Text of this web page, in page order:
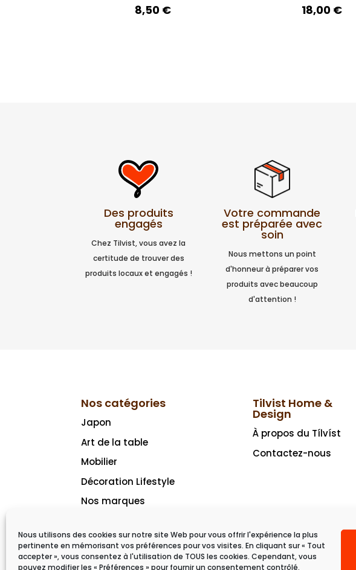
Nous utilisons des cookies sur notre site Web pour vous offrir l'expérience la plus
pertinente en mémorisant vos préférences pour vos visites. En cliquant sur « Tout
accepter », vous consentez à l'utilisation de TOUS les cookies. Cependant, vous
pouvez modifier les « Préférences » pour fournir un consentement contrôlé.
8,50 € 18,00 €
Des produits
engagés
Chez Tilvist, vous avez la
certitude de trouver des
produits locaux et engagés !
Votre commande
est préparée avec
soin
Nous mettons un point
d'honneur à préparer vos
produits avec beaucoup
d'attention !
Nos catégories
Japon
Art de la table
Mobilier
Décoration Lifestyle
Nos marques
Tilvist Home &
Design
À propos du Tílvíst
Contactez-nous